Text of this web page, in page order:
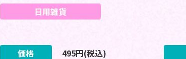
日用雑貨
価格 495円(税込)